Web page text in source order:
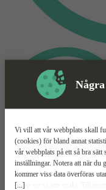
[...]
Vi vill att vår webbplats skall
(cookies) för bland annat
vår webbplats på ett så bra
inställningar. Notera att när du
kommer viss data överföras
bolag vet vi inte exakt. Till
Personalbod Mer